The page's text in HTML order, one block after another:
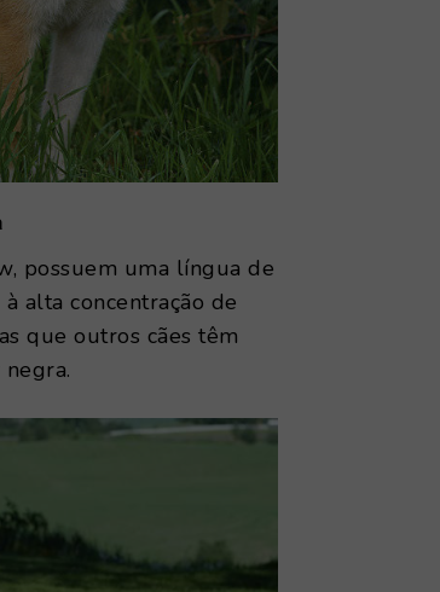
possuem uma língua de
alta concentração de
que outros cães têm